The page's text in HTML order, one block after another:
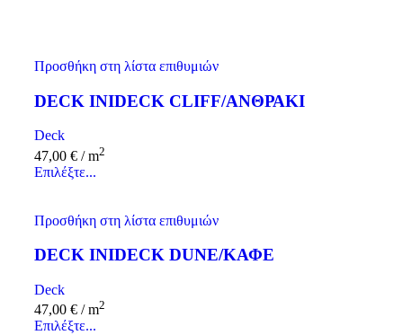
Προσθήκη στη λίστα επιθυμιών
DECK INIDECK CLIFF/ΑΝΘΡΑΚΙ
Deck
47,00 € / m2
Επιλέξτε...
Προσθήκη στη λίστα επιθυμιών
DECK INIDECK DUNE/ΚΑΦΕ
Deck
47,00 € / m2
Επιλέξτε...